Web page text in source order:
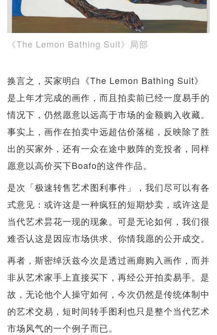
《The Lemon Bathing Suit》局部
换言之，买家明白《The Lemon Bathing Suit》
是上年才完成的画作，而且拍卖前已经一度易手的
情况下，仍然愿意以远高于市场的金额购入收藏。
事实上，画作在拍卖中远超估价落槌，反映除了胜
出的买家外，还有一众在途中败阵的竞投者，同样
愿意以高价买下Boafo的这件作品。
是次「极速转售艺术图利事件」，我们尽可以有各
式意见：或许这是一种疯狂的短期炒卖，或许这是
当代艺术昙花一现的现象。可是无论如何，我们很
难否认这是因应市场供求、你情我愿的公开成交。
再者，斯密绰沃兹今次是透过画廊购入画作，而并
非从艺术家手上直接买下，再经公开拍卖易手。是
故，无论他个人操守如何，今次仍然是传统体制中
的艺术交易，短时间转手图利也只是整个当代艺术
市场风气的一个例子而已。